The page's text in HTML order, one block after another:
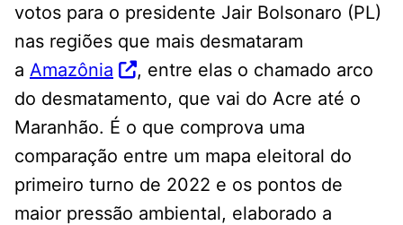
votos para o presidente Jair Bolsonaro (PL)
nas regiões que mais desmataram
a Amazônia
, entre elas o chamado arco
do desmatamento, que vai do Acre até o
Maranhão. É o que comprova uma
comparação entre um mapa eleitoral do
primeiro turno de 2022 e os pontos de
maior pressão ambiental, elaborado a